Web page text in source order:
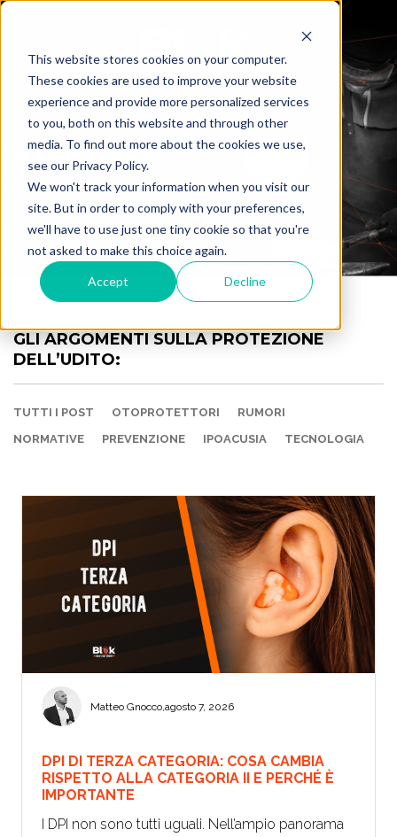
This website stores cookies on your computer.
These cookies are used to improve your website
experience and provide more personalized services
to you, both on this website and through other
media. To find out more about the cookies we use,
see our Privacy Policy.
We won't track your information when you visit our
site. But in order to comply with your preferences,
we'll have to use just one tiny cookie so that you're
not asked to make this choice again.
Accept Decline
Difendiamo
Il tuo Udito
GLI ARGOMENTI SULLA PROTEZIONE
DELL’UDITO:
TUTTI I POST OTOPROTETTORI
RUMORI
NORMATIVE
PREVENZIONE IPOACUSIA TECNOLOGIA
Matteo Gnocco agosto 7, 2026
DPI DI TERZA CATEGORIA: COSA CAMBIA
RISPETTO ALLA CATEGORIA II E PERCHÉ È
IMPORTANTE
I DPI non sono tutti uguali. Nell’ampio panorama